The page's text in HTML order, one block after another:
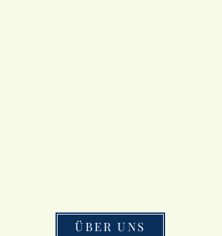
ÜBER UNS